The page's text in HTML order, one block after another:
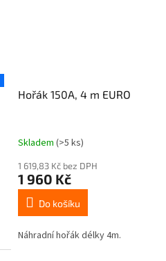
Hořák 150A, 4 m EURO
Skladem (>5 ks)
1 619,83 Kč bez DPH
1 960 Kč
Do košíku
Náhradní hořák délky 4m.